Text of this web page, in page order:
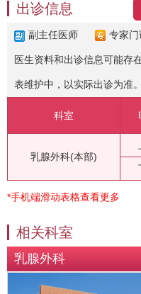
出诊信息
副主任医师 专家门
医生资料和出诊信息可能存
表维护中，以实际出诊为准。
科室
乳腺外科(本部)
*手机端滑动表格查看更多
相关科室
乳腺外科